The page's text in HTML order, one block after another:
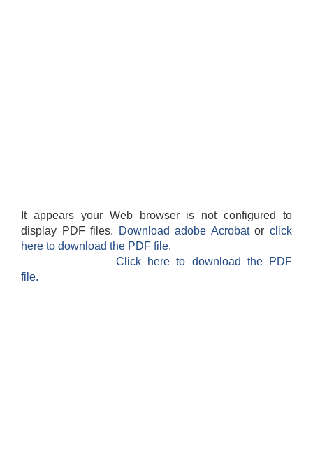
It appears your Web browser is not configured to
display PDF files.
Download adobe Acrobatorclick
here to download the PDF file.
Click here to download the PDF
file.